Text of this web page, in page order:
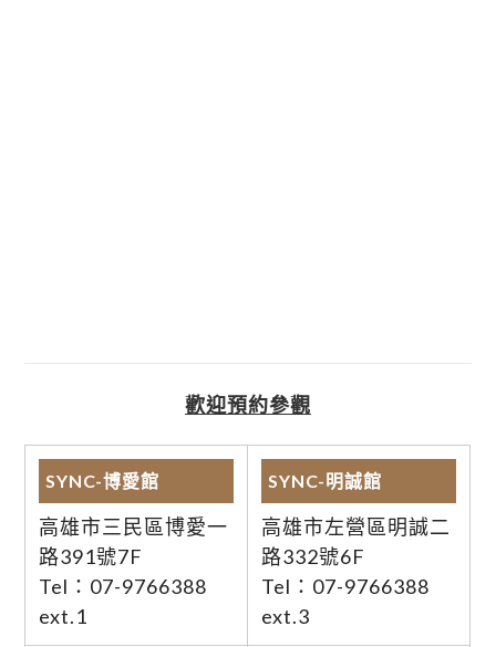
歡迎預約參觀
SYNC-博愛館
高雄市三民區博愛一
路391號7F
Tel：07-9766388
ext.1
SYNC-明誠館
高雄市左營區明誠二
路332號6F
Tel：07-9766388
ext.3